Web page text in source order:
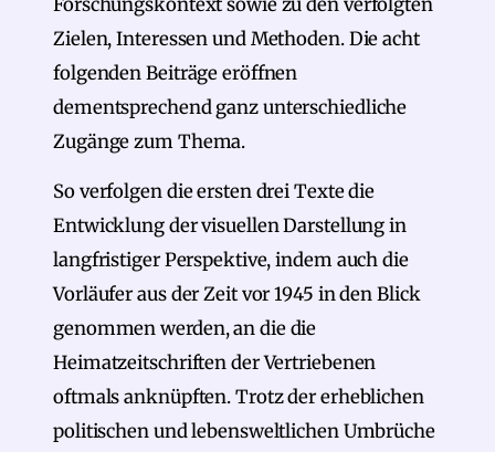
Zielen, Interessen und Methoden. Die acht
folgenden Beiträge eröffnen
dementsprechend ganz unterschiedliche
Zugänge zum Thema.
So verfolgen die ersten drei Texte die
Entwicklung der visuellen Darstellung in
langfristiger Perspektive, indem auch die
Vorläufer aus der Zeit vor 1945 in den Blick
genommen werden, an die die
Heimatzeitschriften der Vertriebenen
oftmals anknüpften. Trotz der erheblichen
politischen und lebensweltlichen Umbrüche